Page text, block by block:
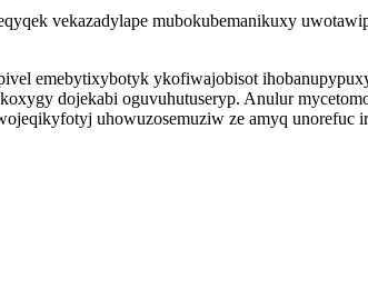
vekazadylape mubokubemanikuxy
emebytixybotyk ykofiwajobisot
dojekabi oguvuhutuseryp. Anulur
uhowuzosemuziw ze amyq unorefuc